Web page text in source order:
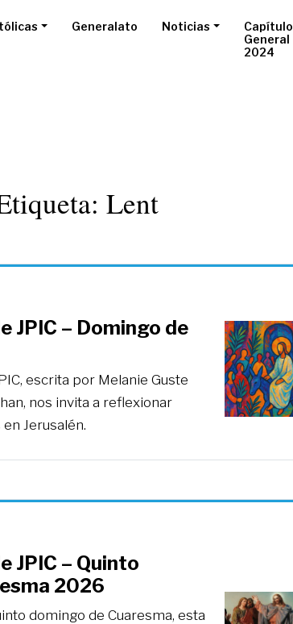
Generalato Noticias
Capítulo
General
2024
Lent
JPIC – Domingo de
escrita por Melanie Guste
nos invita a reflexionar
Jerusalén.
JPIC – Quinto
2026
domingo de Cuaresma, esta